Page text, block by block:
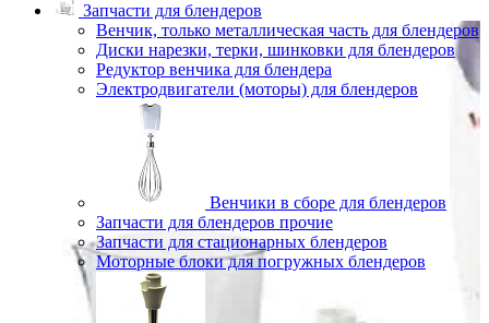
Запчасти для блендеров
Венчик, только металлическая часть для блендеров
Диски нарезки, терки, шинковки для блендеров
Редуктор венчика для блендера
Электродвигатели (моторы) для блендеров
Венчики в сборе для блендеров
Запчасти для блендеров прочие
Запчасти для стационарных блендеров
Моторные блоки для погружных блендеров